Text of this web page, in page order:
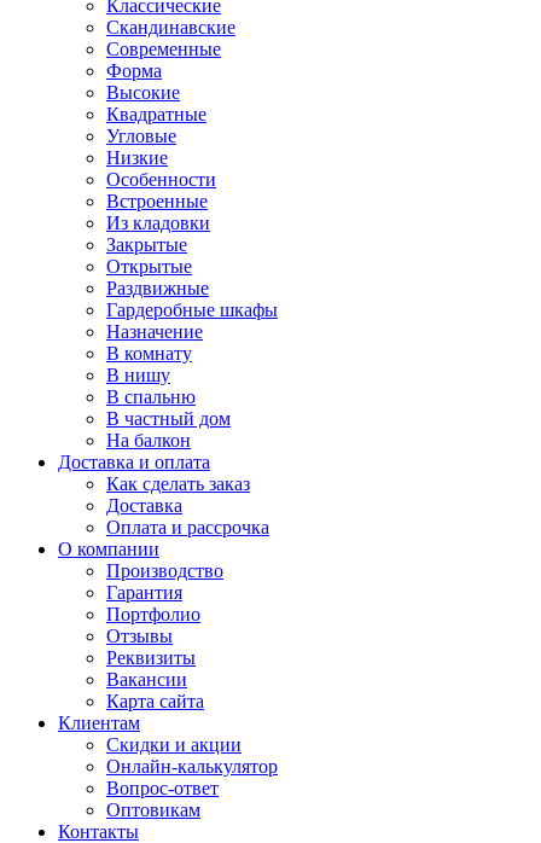
Классические
Скандинавские
Современные
Форма
Высокие
Квадратные
Угловые
Низкие
Особенности
Встроенные
Из кладовки
Закрытые
Открытые
Раздвижные
Гардеробные шкафы
Назначение
В комнату
В нишу
В спальню
В частный дом
На балкон
Доставка и оплата
Как сделать заказ
Доставка
Оплата и рассрочка
О компании
Производство
Гарантия
Портфолио
Отзывы
Реквизиты
Вакансии
Карта сайта
Клиентам
Скидки и акции
Онлайн-калькулятор
Вопрос-ответ
Оптовикам
Контакты